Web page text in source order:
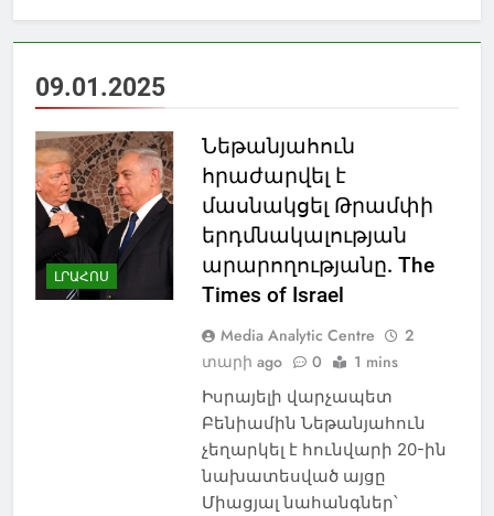
09.01.2025
ԼՐԱՀՈՍ
Նեթանյահուն
հրաժարվել է
մասնակցել Թրամփի
երդմնակալության
արարողությանը. The
Times of Israel
Media Analytic Centre
2
տարի ago
0 1 mins
Իսրայելի վարչապետ
Բենիամին Նեթանյահուն
չեղարկել է հունվարի 20-ին
նախատեսված այցը
Միացյալ նահանգներ՝